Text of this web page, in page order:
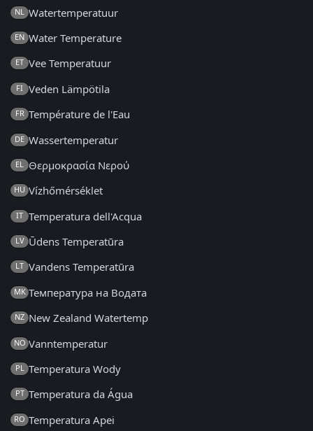
NL Watertemperatuur
EN Water Temperature
ET Vee Temperatuur
FI Veden Lämpötila
FR Température de l'Eau
DE Wassertemperatur
EL Θερμοκρασία Νερού
HU Vízhőmérséklet
IT Temperatura dell'Acqua
LV Ūdens Temperatūra
LT Vandens Temperatūra
MK Температура на Водата
NZ New Zealand Watertemp
NO Vanntemperatur
PL Temperatura Wody
PT Temperatura da Água
RO Temperatura Apei